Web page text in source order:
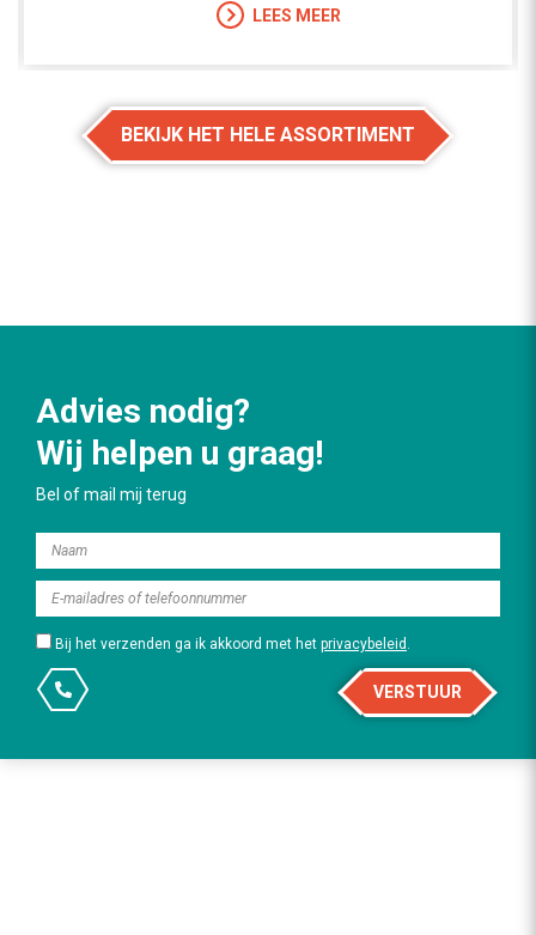
LEES MEER
BEKIJK HET HELE ASSORTIMENT
Advies nodig?
Wij helpen u graag!
Bel of mail mij terug
Bij het verzenden ga ik akkoord met het privacybeleid .
VERSTUUR